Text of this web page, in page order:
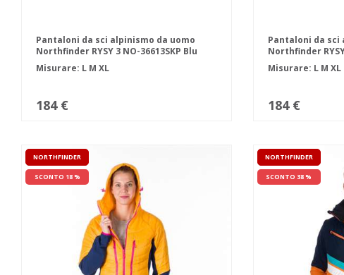
Pantaloni da sci alpinismo da uomo
Northfinder RYSY 3 NO-36613SKP Blu
scuro e nero
Misurare: L M XL
184 €
Pantaloni da sci
Northfinder
Arancio
Misurare: L M XL
184 €
NORTHFINDER
SCONTO 18 %
NORTHFINDER
SCONTO 38 %